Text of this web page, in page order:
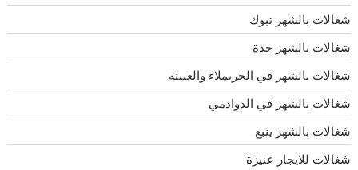
شغالات بالشهر تبوك
شغالات بالشهر جدة
شغالات بالشهر في الحريملاء والعيينه
شغالات بالشهر في الدوادمي
شغالات بالشهر ينبع
شغالات للايجار عنيزة